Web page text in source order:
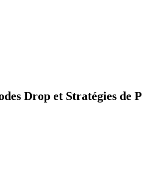
Drop et Stratégies